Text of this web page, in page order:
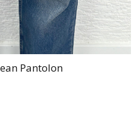
Pantolon